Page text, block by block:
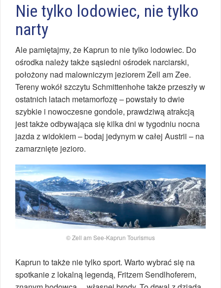
Nie tylko lodowiec, nie tylko
narty
Ale pamiętajmy, że Kaprun to nie tylko lodowiec. Do
ośrodka należy także sąsiedni ośrodek narciarski,
położony nad malowniczym jeziorem Zell am Zee.
Tereny wokół szczytu Schmittenhohe także przeszły w
ostatnich latach metamorfozę – powstały to dwie
szybkie i nowoczesne gondole, prawdziwą atrakcją
jest także odbywająca się kilka dni w tygodniu nocna
jazda z widokiem – bodaj jedynym w całej Austrii – na
zamarznięte jezioro.
© Zell am See-Kaprun Tourismus
Kaprun to także nie tylko sport. Warto wybrać się na
spotkanie z lokalną legendą, Fritzem Sendlhoferem,